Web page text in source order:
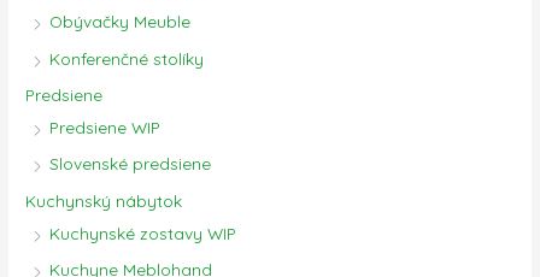
Obývačky Meuble
Konferenčné stolíky
Predsiene
Predsiene WIP
Slovenské predsiene
Kuchynský nábytok
Kuchynské zostavy WIP
Kuchyne Meblohand